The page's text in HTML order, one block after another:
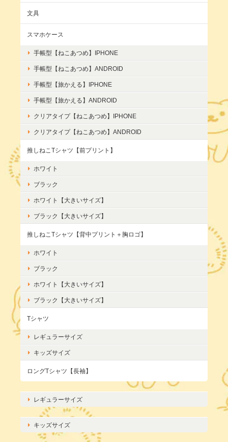
文具
スマホケース
手帳型【ねこあつめ】IPHONE
手帳型【ねこあつめ】ANDROID
手帳型【旅かえる】IPHONE
手帳型【旅かえる】ANDROID
クリアタイプ【ねこあつめ】IPHONE
クリアタイプ【ねこあつめ】ANDROID
推しねこTシャツ【前プリント】
ホワイト
ブラック
ホワイト【大きいサイズ】
ブラック【大きいサイズ】
推しねこTシャツ【背中プリント＋胸ロゴ】
ホワイト
ブラック
ホワイト【大きいサイズ】
ブラック【大きいサイズ】
Tシャツ
レギュラーサイズ
キッズサイズ
ロングTシャツ【長袖】
レギュラーサイズ
キッズサイズ